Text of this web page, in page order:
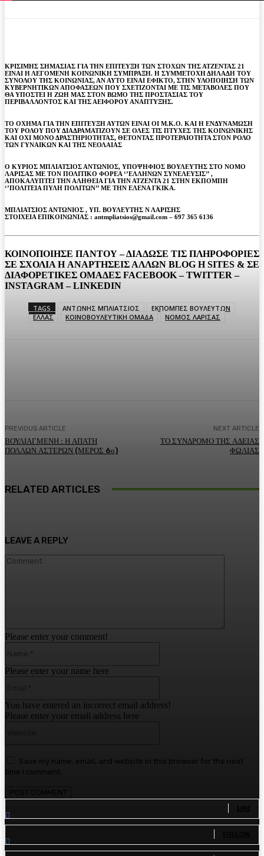
ΚΡΙΣΙΜΗΣ ΣΗΜΑΣΙΑΣ ΓΙΑ ΤΗΝ ΕΠΙΤΕΥΞΗ ΤΩΝ ΣΤΟΧΩΝ ΤΗΣ ΑΤΖΕΝΤΑΣ 21
ΕΙΝΑΙ Η ΛΕΓΟΜΕΝΗ ΚΟΙΝΩΝΙΚΗ ΣΥΜΠΡΑΞΗ. Η ΣΥΜΜΕΤΟΧΗ ΔΗΛΑΔΗ ΤΟΥ
ΣΥΝΟΛΟΥ ΤΗΣ ΚΟΙΝΩΝΙΑΣ, ΑΝ ΑΥΤΟ ΕΙΝΑΙ ΕΦΙΚΤΟ, ΣΤΗΝ ΥΛΟΠΟΙΗΣΗ ΤΩΝ
ΚΥΒΕΡΝΗΤΙΚΩΝ ΑΠΟΦΑΣΕΩΝ ΠΟΥ ΣΧΕΤΙΖΟΝΤΑΙ ΜΕ ΤΙΣ ΜΕΤΑΒΟΛΕΣ ΠΟΥ
ΘΑ ΥΠΟΣΤΕΙ Η ΖΩΗ ΜΑΣ ΣΤΟΝ ΒΩΜΟ ΤΗΣ ΠΡΟΣΤΑΣΙΑΣ ΤΟΥ
ΠΕΡΙΒΑΛΛΟΝΤΟΣ ΚΑΙ ΤΗΣ ΑΕΙΦΟΡΟΥ ΑΝΑΠΤΥΞΗΣ.
ΤΟ ΟΧΗΜΑ ΓΙΑ ΤΗΝ ΕΠΙΤΕΥΞΗ ΑΥΤΩΝ ΕΙΝΑΙ ΟΙ Μ.Κ.Ο. ΚΑΙ Η ΕΝΔΥΝΑΜΩΣΗ
ΤΟΥ ΡΟΛΟΥ ΠΟΥ ΔΙΑΔΡΑΜΑΤΙΖΟΥΝ ΣΕ ΟΛΕΣ ΤΙΣ ΠΤΥΧΕΣ ΤΗΣ ΚΟΙΝΩΝΙΚΗΣ
ΚΑΙ ΟΧΙ ΜΟΝΟ ΔΡΑΣΤΗΡΙΟΤΗΤΑΣ, ΘΕΤΟΝΤΑΣ ΠΡΟΤΕΡΑΙΟΤΗΤΑ ΣΤΟΝ ΡΟΛΟ
ΤΩΝ ΓΥΝΑΙΚΩΝ ΚΑΙ ΤΗΣ ΝΕΟΛΑΙΑΣ
Ο ΚΥΡΙΟΣ ΜΠΛΙΑΤΣΙΟΣ ΑΝΤΩΝΙΟΣ, ΥΠΟΨΗΦΙΟΣ ΒΟΥΛΕΥΤΗΣ ΣΤΟ ΝΟΜΟ
ΛΑΡΙΣΑΣ ΜΕ ΤΟΝ ΠΟΛΙΤΙΚΟ ΦΟΡΕΑ ‘’ΕΛΛΗΝΩΝ ΣΥΝΕΛΕΥΣΙΣ’’ ,
ΑΠΟΚΑΛΥΠΤΕΙ ΤΗΝ ΑΛΗΘΕΙΑ ΓΙΑ ΤΗΝ ΑΤΖΕΝΤΑ 21 ΣΤΗΝ ΕΚΠΟΜΠΗ
‘’ΠΟΛΙΤΕΙΑ ΠΥΛΗ ΠΟΛΙΤΩΝ’’ ΜΕ ΤΗΝ ΕΛΕΝΑ ΓΚΙΚΑ.
ΜΠΛΙΑΤΣΙΟΣ ΑΝΤΩΝΙΟΣ , ΥΠ. ΒΟΥΛΕΥΤΗΣ Ν ΛΑΡΙΣΗΣ
ΣΤΟΙΧΕΙΑ ΕΠΙΚΟΙΝΩΝΙΑΣ : antmpliatsios@gmail.com – 697 365 6136
ΚΟΙΝΟΠΟΙΗΣΕ ΠΑΝΤΟΥ – ΔΙΑΔΩΣΕ ΤΙΣ ΠΛΗΡΟΦΟΡΙΕΣ
ΣΕ ΣΧΟΛΙΑ H ΑΝAΡΤΗΣΕΙΣ ΑΛΛΩΝ BLOG H SITES & ΣΕ
ΔΙΑΦΟΡΕTIKEΣ ΟΜΑΔΕΣ FACEBOOK – TWITTER –
INSTAGRAM – LINKEDIN
TAGS ΑΝΤΩΝΗΣ ΜΠΛΙΑΤΣΙΟΣ
ΕΚΠΟΜΠΕΣ ΒΟΥΛΕΥΤΩΝ
ΕΛΛΑΣ
ΚΟΙΝΟΒΟΥΛΕΥΤΙΚΗ ΟΜΑΔΑ ΝΟΜΟΣ ΛΑΡΙΣΑΣ
PREVIOUS ARTICLE
ΒΟΥΛΙΑΓΜΕΝΗ : Η ΑΠΑΤΗ
ΠΟΛΛΩΝ ΑΣΤΕΡΩΝ (ΜΕΡΟΣ 6ο)
NEXT ARTICLE
ΤΟ ΣΥΝΔΡΟΜΟ ΤΗΣ ΑΔΕΙΑΣ
ΦΩΛΙΑΣ
RELATED ARTICLES
LEAVE A REPLY
Please enter your comment!
Please enter your name here
You have entered an incorrect email address!
Please enter your email address here
Save my name, email, and website in this browser for the next
time I comment.